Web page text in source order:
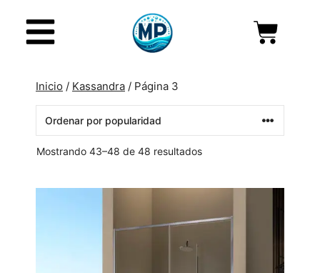
Inicio / Kassandra / Página 3
Mostrando 43–48 de 48 resultados